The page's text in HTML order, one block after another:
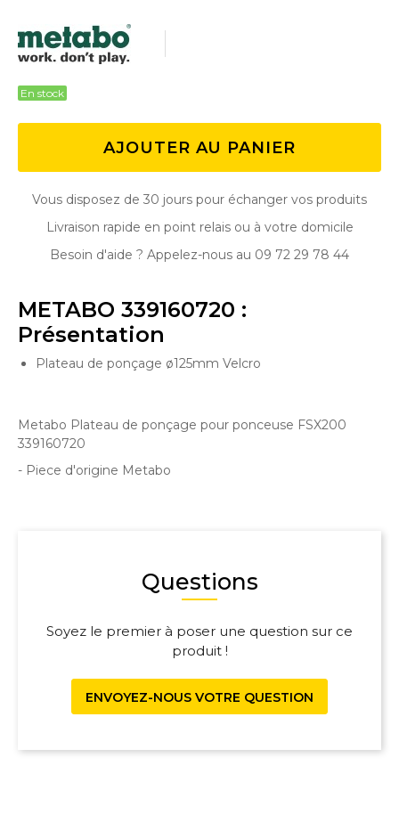
En stock
AJOUTER AU PANIER
Vous disposez de 30 jours pour échanger vos produits
Livraison rapide en point relais ou à votre domicile
Besoin d'aide ? Appelez-nous au 09 72 29 78 44
METABO 339160720 :
Présentation
Plateau de ponçage ø125mm Velcro
Metabo Plateau de ponçage pour ponceuse FSX200
339160720
- Piece d'origine Metabo
Questions
Soyez le premier à poser une question sur ce
produit !
ENVOYEZ-NOUS VOTRE QUESTION